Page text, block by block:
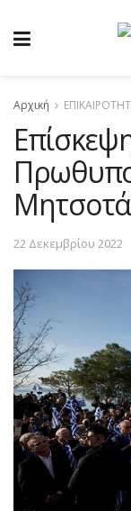
Αρχική
22 Δεκεμβρίου 2022